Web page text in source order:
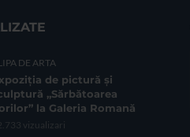
DE ARTA
de pictură și
„Sărbătoarea
la Galeria Romană
vizualizari